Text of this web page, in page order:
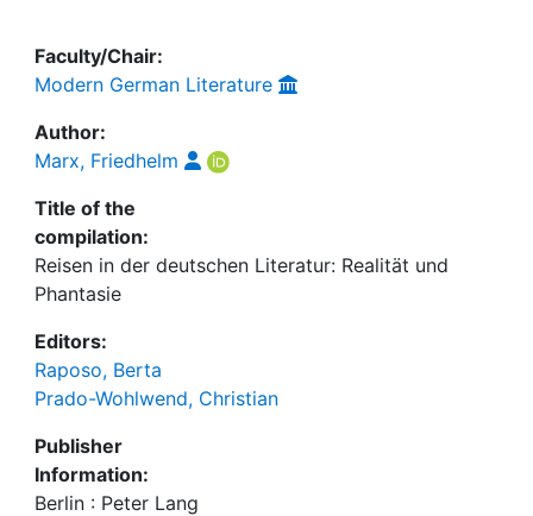
Faculty/Chair:
Modern German Literature
Author:
Marx, Friedhelm
Title of the
compilation:
Reisen in der deutschen Literatur: Realität und
Phantasie
Editors:
Raposo, Berta
Prado-Wohlwend, Christian
Publisher
Information:
Berlin : Peter Lang